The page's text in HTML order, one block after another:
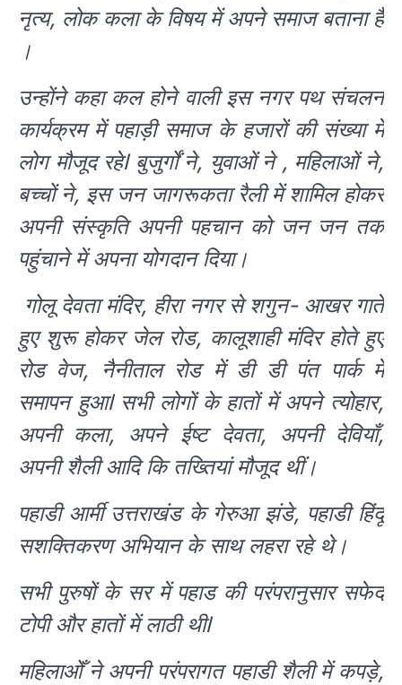
नृत्य, लोक कला के विषय में अपने समाज बताना है
।
उन्होंने कहा कल होने वाली इस नगर पथ संचलन
कार्यक्रम में पहाड़ी समाज के हजारों की संख्या में
लोग मौजूद रहेl बुजुर्गों ने, युवाओं ने , महिलाओं ने,
बच्चों ने, इस जन जागरूकता रैली में शामिल होकर
अपनी संस्कृति अपनी पहचान को जन जन तक
पहुंचाने में अपना योगदान दिया।
गोलू देवता मंदिर, हीरा नगर से शगुन- आखर गाते
हुए शुरू होकर जेल रोड, कालूशाही मंदिर होते हुए
रोड वेज, नैनीताल रोड में डी डी पंत पार्क में
समापन हुआl सभी लोगों के हातों में अपने त्योहार,
अपनी कला, अपने ईष्ट देवता, अपनी देवियाँ,
अपनी शैली आदि कि तख्तियां मौजूद थीं।
पहाडी आर्मी उत्तराखंड के गेरुआ झंडे, पहाडी हिंदू
सशक्तिकरण अभियान के साथ लहरा रहे थे‌।
सभी पुरुषों के सर में पहाड की परंपरानुसार सफेद
टोपी और हातों में लाठी थीl
महिलाओँ ने अपनी परंपरागत पहाडी शैली में कपड़े,